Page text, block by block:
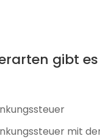
gibt
mit